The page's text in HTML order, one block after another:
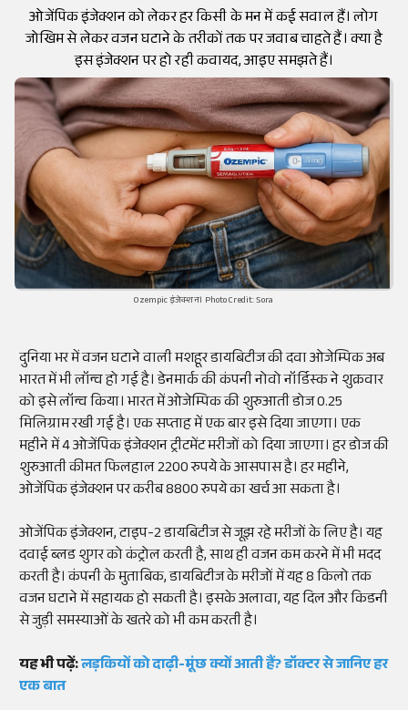
ओजेंपिक इंजेक्शन को लेकर हर किसी के मन में कई सवाल हैं। लोग
जोखिम से लेकर वजन घटाने के तरीकों तक पर जवाब चाहते हैं। क्या है
इस इंजेक्शन पर हो रही कवायद, आइए समझते हैं।
Ozempic इंजेक्शन। Photo Credit: Sora
दुनिया भर में वजन घटाने वाली मशहूर डायबिटीज की दवा ओजेम्पिक अब
भारत में भी लॉन्च हो गई है। डेनमार्क की कंपनी नोवो नॉर्डिस्क ने शुक्रवार
को इसे लॉन्च किया। भारत में ओजेम्पिक की शुरुआती डोज 0.25
मिलिग्राम रखी गई है। एक सप्ताह में एक बार इसे दिया जाएगा। एक
महीने में 4 ओजेंपिक इंजेक्शन ट्रीटमेंट मरीजों को दिया जाएगा। हर डोज की
शुरुआती कीमत फिलहाल 2200 रुपये के आसपास है। हर महीने,
ओजेंपिक इंजेक्शन पर करीब 8800 रुपये का खर्च आ सकता है।
ओजेंपिक इंजेक्शन, टाइप-2 डायबिटीज से जूझ रहे मरीजों के लिए है। यह
दवाई ब्लड शुगर को कंट्रोल करती है, साथ ही वजन कम करने में भी मदद
करती है। कंपनी के मुताबिक, डायबिटीज के मरीजों में यह 8 किलो तक
वजन घटाने में सहायक हो सकती है। इसके अलावा, यह दिल और किडनी
से जुड़ी समस्याओं के खतरे को भी कम करती है।
यह भी पढ़ें:लड़कियों को दाढ़ी-मूंछ क्यों आती हैं? डॉक्टर से जानिए हर
एक बात